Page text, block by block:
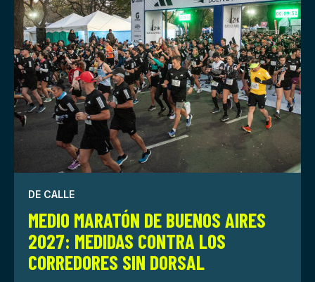
DE CALLE
MEDIO MARATÓN DE BUENOS AIRES
2027: MEDIDAS CONTRA LOS
CORREDORES SIN DORSAL